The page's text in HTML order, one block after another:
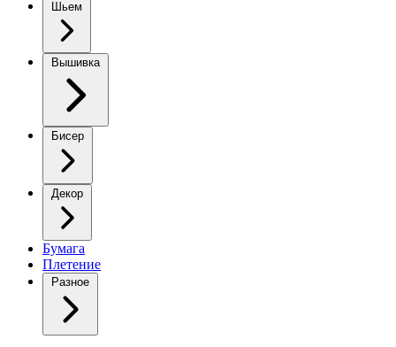
Шьем
Вышивка
Бисер
Декор
Бумага
Плетение
Разное